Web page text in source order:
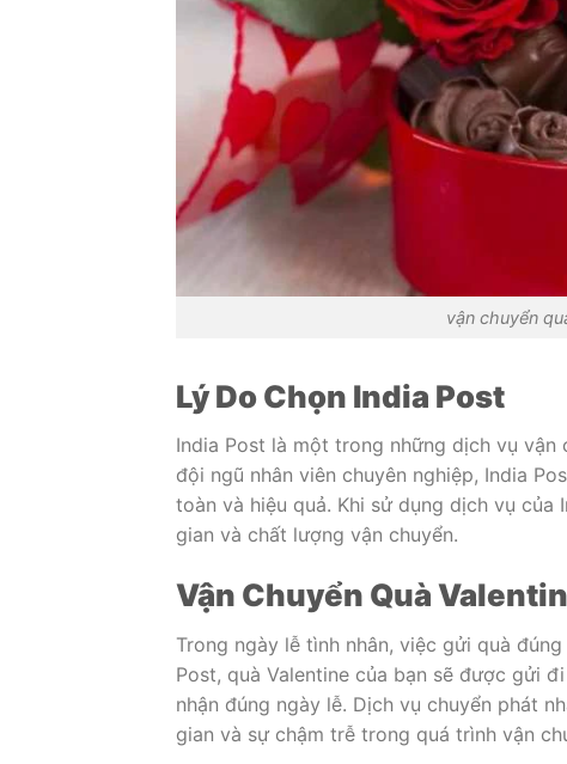
vận chuyển
Lý Do Chọn India Post
India Post là một trong những dịch vụ
đội ngũ nhân viên chuyên nghiệp, India
toàn và hiệu quả. Khi sử dụng dịch vụ
gian và chất lượng vận chuyển.
Vận Chuyển Quà
Trong ngày lễ tình nhân, việc gửi quà
Post, quà Valentine của bạn sẽ được gửi
nhận đúng ngày lễ. Dịch vụ chuyển phát
gian và sự chậm trễ trong quá trình vận